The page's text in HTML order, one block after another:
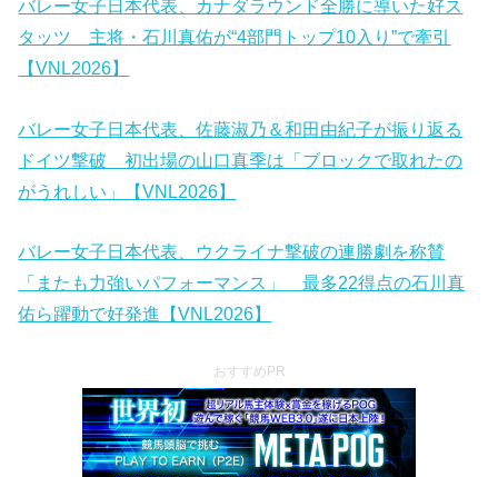
バレー女子日本代表、カナダラウンド全勝に導いた好ス
タッツ 主将・石川真佑が“4部門トップ10入り”で牽引
【VNL2026】
バレー女子日本代表、佐藤淑乃＆和田由紀子が振り返る
ドイツ撃破 初出場の山口真季は「ブロックで取れたの
がうれしい」【VNL2026】
バレー女子日本代表、ウクライナ撃破の連勝劇を称賛
「またも力強いパフォーマンス」 最多22得点の石川真
佑ら躍動で好発進【VNL2026】
おすすめPR